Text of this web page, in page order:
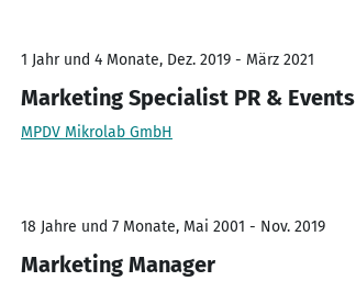
1 Jahr und 4 Monate, Dez. 2019 - März 2021
Marketing Specialist PR & Events
MPDV Mikrolab GmbH
18 Jahre und 7 Monate, Mai 2001 - Nov. 2019
Marketing Manager